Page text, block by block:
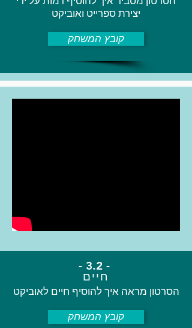
יצירת ספרייט ואוביקט
קובץ המשחק
- 3.2 -
חיים
הסרטון מראה איך להוסיף חיים לאוביקט
קובץ המשחק